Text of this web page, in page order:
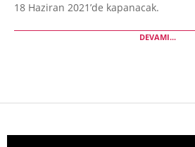
18 Haziran 2021’de kapanacak.
DEVAMI...